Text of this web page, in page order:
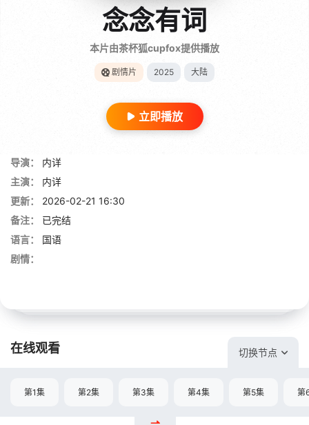
念念有词
本片由茶杯狐cupfox提供播放
剧情片 2025 大陆
立即播放
导演：
内详
主演：
内详
更新：
2026-02-21 16:30
备注：
已完结
语言：
国语
剧情：
在线观看 切换节点
第1集 第2集 第3集 第4集 第5集 第